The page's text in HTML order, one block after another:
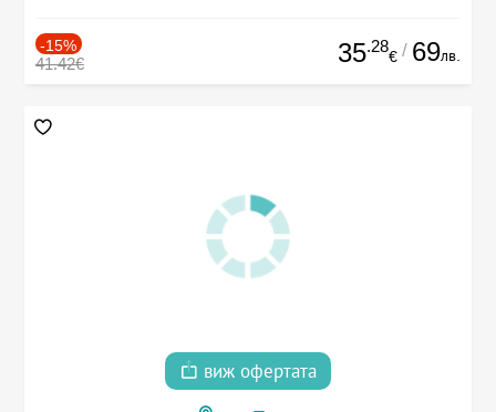
-15%
41.42€ 35.28
€ / 69лв.
виж офертата